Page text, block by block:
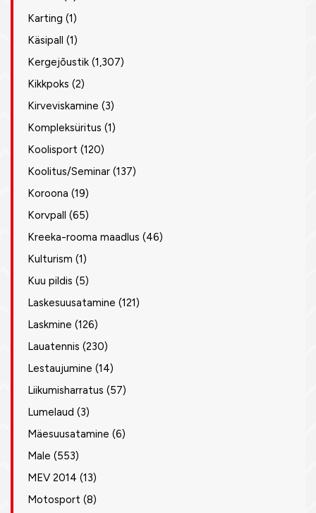
Karting (1)
Käsipall (1)
Kergejõustik (1,307)
Kikkpoks (2)
Kirveviskamine (3)
Kompleksüritus (1)
Koolisport (120)
Koolitus/Seminar (137)
Koroona (19)
Korvpall (65)
Kreeka-rooma maadlus (46)
Kulturism (1)
Kuu pildis (5)
Laskesuusatamine (121)
Laskmine (126)
Lauatennis (230)
Lestaujumine (14)
Liikumisharratus (57)
Lumelaud (3)
Mäesuusatamine (6)
Male (553)
MEV 2014 (13)
Motosport (8)